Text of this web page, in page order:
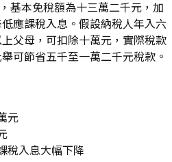
基本免稅額為十三萬二千元，加
應課稅入息。假設納稅人年入六
父母，可扣除十萬元，實際稅款
可節省五千至一萬二千元稅款。
元
稅入息大幅下降